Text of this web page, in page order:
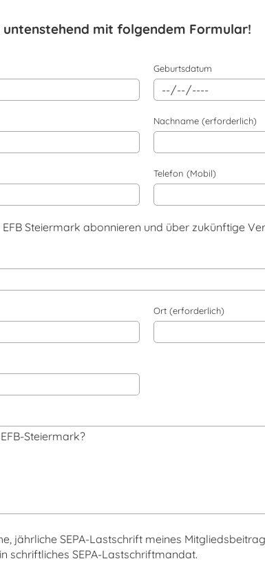
mit folgendem Formular!
Geburtsdatum
Nachname (erforderlich)
Telefon (Mobil)
Steiermark abonnieren und über zukünftige
Ort (erforderlich)
jährliche SEPA-Lastschrift meines
schriftliches SEPA-Lastschriftmandat.